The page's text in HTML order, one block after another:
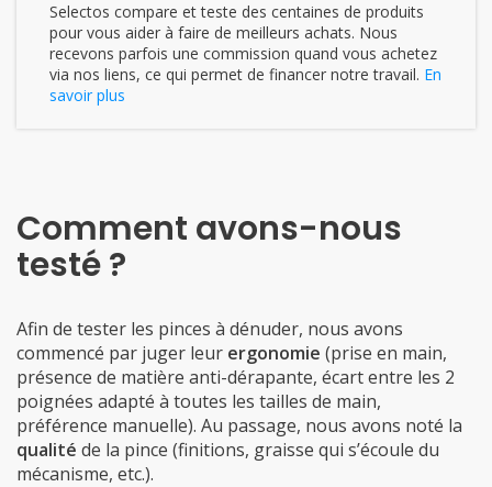
Selectos compare et teste des centaines de produits
pour vous aider à faire de meilleurs achats. Nous
recevons parfois une commission quand vous achetez
via nos liens, ce qui permet de financer notre travail. En
savoir plus
Comment avons-nous
testé ?
Afin de tester les pinces à dénuder, nous avons
commencé par juger leur ergonomie (prise en main,
présence de matière anti-dérapante, écart entre les 2
poignées adapté à toutes les tailles de main,
préférence manuelle). Au passage, nous avons noté la
qualité de la pince (finitions, graisse qui s’écoule du
mécanisme, etc.).